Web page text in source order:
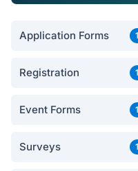
Application Forms
Registration
Event Forms
Surveys